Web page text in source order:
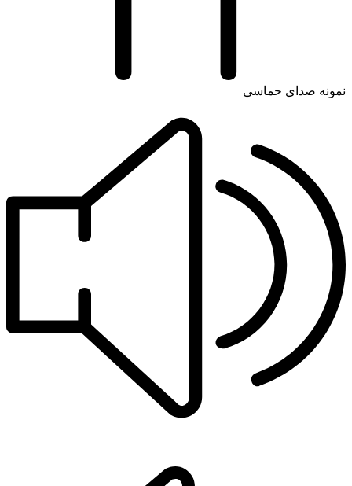
صدای حماسی